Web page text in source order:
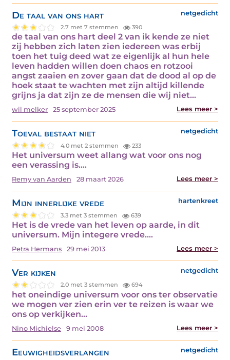
De taal van ons hart netgedicht
2.7 met 7 stemmen 390
de taal van ons hart deel 2 van ik kende ze niet
zij hebben zich laten zien iedereen was erbij
toen het tuig deed wat ze eigenlijk al hun hele
leven hadden willen doen chaos en rotzooi
angst zaaien en zover gaan dat de dood al op de
hoek staat te wachten met zijn altijd killende
grijns ja dat zijn ze de mensen die wij niet…
wil melker 25 september 2025 Lees meer >
Toeval bestaat niet netgedicht
4.0 met 2 stemmen 233
Het universum weet allang wat voor ons nog
een verassing is.…
Remy van Aarden 28 maart 2026 Lees meer >
Mijn innerlijke vrede hartenkreet
3.3 met 3 stemmen 639
Het is de vrede van het leven op aarde, in dit
universum. Mijn integere vrede.…
Petra Hermans 29 mei 2013 Lees meer >
Ver kijken netgedicht
2.0 met 3 stemmen 694
het oneindige universum voor ons ter observatie
we mogen ver zien erin ver te reizen is waar we
ons op verkijken…
Nino Michielse 9 mei 2008 Lees meer >
Eeuwigheidsverlangen netgedicht